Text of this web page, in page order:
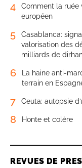
4
Comment la ruée
européen
5
Casablanca:
valorisation des
milliards de
6
La haine anti-
terrain en
7 Ceuta: autopsie
8 Honte et colère
REVUES DE